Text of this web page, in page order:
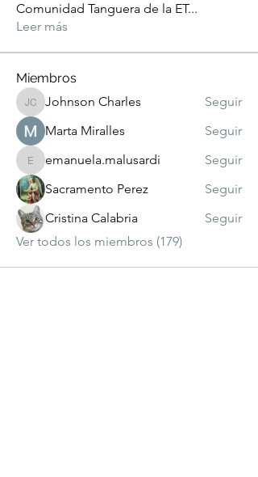
Comunidad Tanguera de la ET...
Leer más
Miembros
Johnson Charles
Johnson Charles
Seguir
Marta Miralles
Seguir
emanuela.malusardi
emanuela.malusardi
Seguir
Sacramento Perez
Seguir
Cristina Calabria
Seguir
Ver todos los miembros (179)